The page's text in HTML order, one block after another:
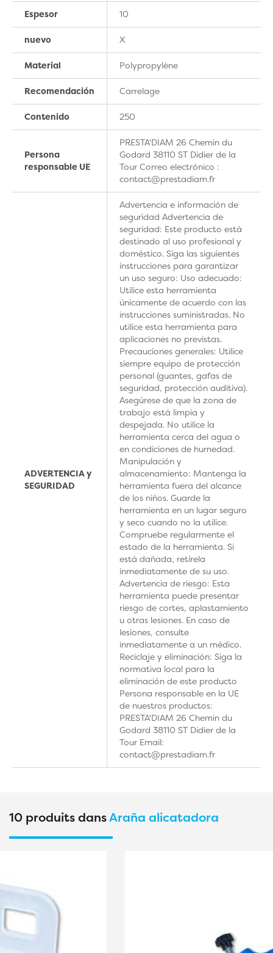
Espesor 10
nuevo X
Material Polypropylène
Recomendación Carrelage
Contenido 250
Persona
responsable UE
PRESTA'DIAM 26 Chemin du
Godard 38110 ST Didier de la
Tour Correo electrónico :
contact@prestadiam.fr
ADVERTENCIA y
SEGURIDAD
Advertencia e información de
seguridad Advertencia de
seguridad: Este producto está
destinado al uso profesional y
doméstico. Siga las siguientes
instrucciones para garantizar
un uso seguro: Uso adecuado:
Utilice esta herramienta
únicamente de acuerdo con las
instrucciones suministradas. No
utilice esta herramienta para
aplicaciones no previstas.
Precauciones generales: Utilice
siempre equipo de protección
personal (guantes, gafas de
seguridad, protección auditiva).
Asegúrese de que la zona de
trabajo está limpia y
despejada. No utilice la
herramienta cerca del agua o
en condiciones de humedad.
Manipulación y
almacenamiento: Mantenga la
herramienta fuera del alcance
de los niños. Guarde la
herramienta en un lugar seguro
y seco cuando no la utilice.
Compruebe regularmente el
estado de la herramienta. Si
está dañada, retírela
inmediatamente de su uso.
Advertencia de riesgo: Esta
herramienta puede presentar
riesgo de cortes, aplastamiento
u otras lesiones. En caso de
lesiones, consulte
inmediatamente a un médico.
Reciclaje y eliminación: Siga la
normativa local para la
eliminación de este producto
Persona responsable en la UE
de nuestros productos:
PRESTA'DIAM 26 Chemin du
Godard 38110 ST Didier de la
Tour Email:
contact@prestadiam.fr
10 produits dansAraña alicatadora